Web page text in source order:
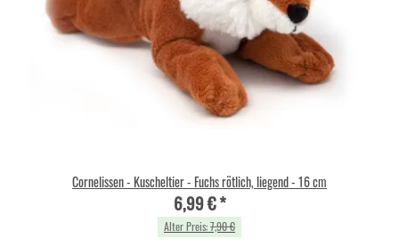
Cornelissen - Kuscheltier - Fuchs rötlich, liegend - 16 cm
6,99 €*
Alter Preis:7,90 €